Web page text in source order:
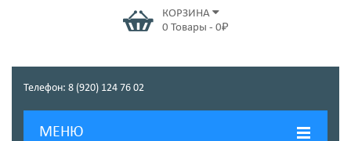
КОРЗИНА
0 Товары - 0₽
Телефон: 8 (920) 124 76 02
МЕНЮ